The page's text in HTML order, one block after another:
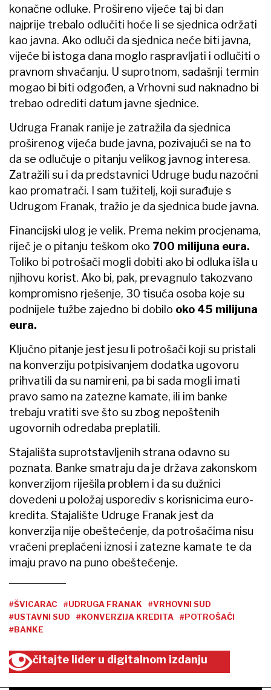
konačne odluke. Prošireno vijeće taj bi dan
najprije trebalo odlučiti hoće li se sjednica održati
kao javna. Ako odluči da sjednica neće biti javna,
vijeće bi istoga dana moglo raspravljati i odlučiti o
pravnom shvaćanju. U suprotnom, sadašnji termin
mogao bi biti odgođen, a Vrhovni sud naknadno bi
trebao odrediti datum javne sjednice.
Udruga Franak ranije je zatražila da sjednica
proširenog vijeća bude javna, pozivajući se na to
da se odlučuje o pitanju velikog javnog interesa.
Zatražili su i da predstavnici Udruge budu nazočni
kao promatrači. I sam tužitelj, koji surađuje s
Udrugom Franak, tražio je da sjednica bude javna.
Financijski ulog je velik. Prema nekim procjenama,
riječ je o pitanju teškom oko 700 milijuna eura.
Toliko bi potrošači mogli dobiti ako bi odluka išla u
njihovu korist. Ako bi, pak, prevagnulo takozvano
kompromisno rješenje, 30 tisuća osoba koje su
podnijele tužbe zajedno bi dobilo oko 45 milijuna
eura.
Ključno pitanje jest jesu li potrošači koji su pristali
na konverziju potpisivanjem dodatka ugovoru
prihvatili da su namireni, pa bi sada mogli imati
pravo samo na zatezne kamate, ili im banke
trebaju vratiti sve što su zbog nepoštenih
ugovornih odredaba preplatili.
Stajališta suprotstavljenih strana odavno su
poznata. Banke smatraju da je država zakonskom
konverzijom riješila problem i da su dužnici
dovedeni u položaj usporediv s korisnicima euro-
kredita. Stajalište Udruge Franak jest da
konverzija nije obeštećenje, da potrošačima nisu
vraćeni preplaćeni iznosi i zatezne kamate te da
imaju pravo na puno obeštećenje.
#ŠVICARAC #UDRUGA FRANAK
#VRHOVNI SUD
#USTAVNI SUD
#KONVERZIJA KREDITA
#POTROŠAČI
#BANKE
čitajte lider u digitalnom izdanju